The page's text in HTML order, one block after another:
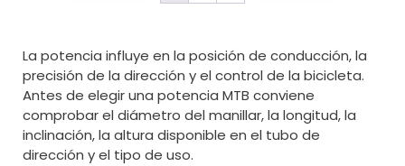
La potencia influye en la posición de conducción, la
precisión de la dirección y el control de la bicicleta.
Antes de elegir una potencia MTB conviene
comprobar el diámetro del manillar, la longitud, la
inclinación, la altura disponible en el tubo de
dirección y el tipo de uso.